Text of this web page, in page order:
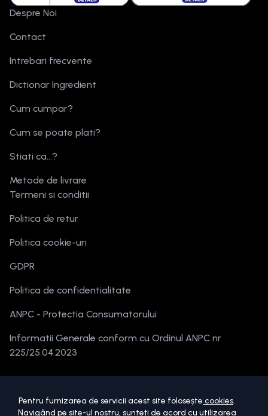
Despre Noi
Contact
Intrebari frecvente
Dictionar Ingredient
Cum cumpar?
Cum se poate plati?
Stiati ca...?
Metode de livrare
Termeni si conditii
Politica de retur
Politica cookie-uri
GDPR
Politica de confidentialitate
ANPC - Protectia Consumatorului
Informatii Generale conform cu Ordinul ANPC nr
225/25.04.2023
Pentru furnizarea de servicii acest site folosește cookies.
Navigând pe site-ul nostru, sunteți de acord cu utilizarea